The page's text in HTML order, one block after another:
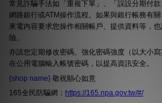
常見詐騙手法如「重複下單」、「誤設分期付
網路銀行或ATM操作流程。如果與銀行帳務有
來電內容要求您操作相關帳戶、提供資料等，
險。
亦請您定期修改密碼、強化密碼強度（以大小
在公用電腦輸入帳號密碼，以提高資訊安全。
{shop name} 敬祝順心如意
165全民防騙網： https://165.npa.gov.tw/#/